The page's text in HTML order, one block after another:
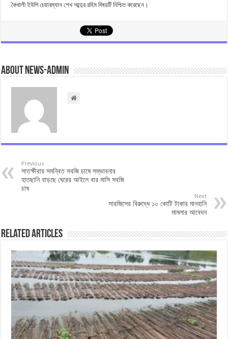
কৈখালী ইউপি চেয়ারম্যান শেখ আব্দুর রহিম বিষয়টি নিশ্চিত করেছেন।
About news-admin
Previous
সাতক্ষীরায় সমন্বিত সবজি চাষে সম্ভাবনার
হাতছানি বাড়ছে ঘেরের আইলে বার মাসি সবজি
চাষ
Next
সারজিসের বিরুদ্ধে ১০ কোটি টাকার মানহানি
মামলার আবেদন
Related Articles